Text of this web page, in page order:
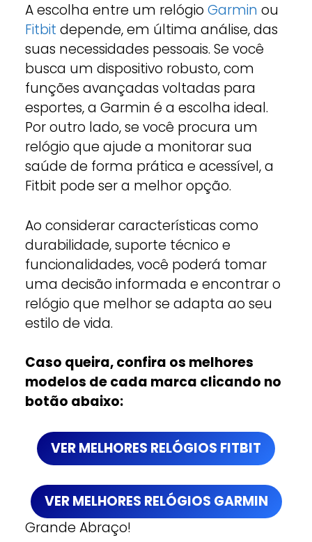
A escolha entre um relógio Garmin ou
Fitbit depende, em última análise, das
suas necessidades pessoais. Se você
busca um dispositivo robusto, com
funções avançadas voltadas para
esportes, a Garmin é a escolha ideal.
Por outro lado, se você procura um
relógio que ajude a monitorar sua
saúde de forma prática e acessível, a
Fitbit pode ser a melhor opção.
Ao considerar características como
durabilidade, suporte técnico e
funcionalidades, você poderá tomar
uma decisão informada e encontrar o
relógio que melhor se adapta ao seu
estilo de vida.
Caso queira, confira os melhores
modelos de cada marca clicando no
botão abaixo:
VER MELHORES RELÓGIOS FITBIT
VER MELHORES RELÓGIOS GARMIN
Grande Abraço!